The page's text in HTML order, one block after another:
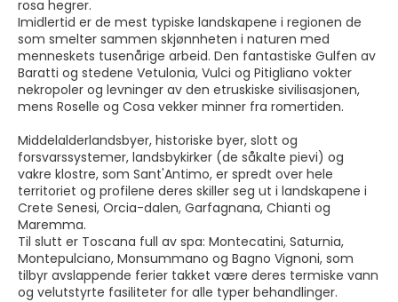
rosa hegrer.
Imidlertid er de mest typiske landskapene i regionen de
som smelter sammen skjønnheten i naturen med
menneskets tusenårige arbeid. Den fantastiske Gulfen av
Baratti og stedene Vetulonia, Vulci og Pitigliano vokter
nekropoler og levninger av den etruskiske sivilisasjonen,
mens Roselle og Cosa vekker minner fra romertiden.
Middelalderlandsbyer, historiske byer, slott og
forsvarssystemer, landsbykirker (de såkalte pievi) og
vakre klostre, som Sant'Antimo, er spredt over hele
territoriet og profilene deres skiller seg ut i landskapene i
Crete Senesi, Orcia-dalen, Garfagnana, Chianti og
Maremma.
Til slutt er Toscana full av spa: Montecatini, Saturnia,
Montepulciano, Monsummano og Bagno Vignoni, som
tilbyr avslappende ferier takket være deres termiske vann
og velutstyrte fasiliteter for alle typer behandlinger.